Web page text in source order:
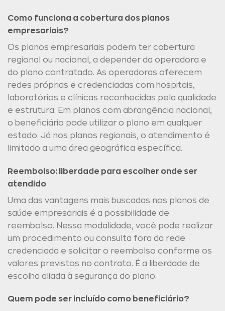
Como funciona a cobertura dos planos
empresariais?
Os planos empresariais podem ter cobertura
regional ou nacional, a depender da operadora e
do plano contratado. As operadoras oferecem
redes próprias e credenciadas com hospitais,
laboratórios e clínicas reconhecidas pela qualidade
e estrutura. Em planos com abrangência nacional,
o beneficiário pode utilizar o plano em qualquer
estado. Já nos planos regionais, o atendimento é
limitado a uma área geográfica específica.
Reembolso: liberdade para escolher onde ser
atendido
Uma das vantagens mais buscadas nos planos de
saúde empresariais é a possibilidade de
reembolso. Nessa modalidade, você pode realizar
um procedimento ou consulta fora da rede
credenciada e solicitar o reembolso conforme os
valores previstos no contrato. É a liberdade de
escolha aliada à segurança do plano.
Quem pode ser incluído como beneficiário?